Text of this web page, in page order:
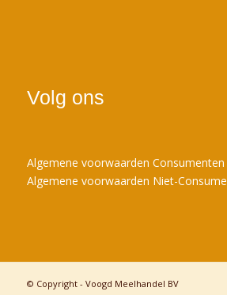
Volg ons
Algemene voorwaarden Consumenten
Algemene voorwaarden Niet-
© Copyright - Voogd Meelhandel BV